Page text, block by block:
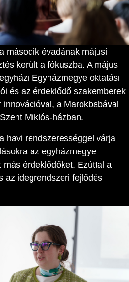
második évadának májusi
került a fókuszba. A május
Egyházmegye oktatási
és az érdeklődő szakemberek
a Marokbabával
Miklós-házban.
havi rendszerességgel várja
az egyházmegye
más érdeklődőket. Ezúttal a
az idegrendszeri fejlődés